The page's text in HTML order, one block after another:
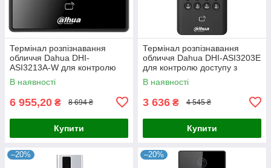
Термінал розпізнавання
обличчя Dahua DHI-
ASI3213A-W для контролю
доступу з масковим
виявленням, відеодзвінками
В наявності
6 955,20 ₴ 8 694 ₴
Купити
Термінал розпізнавання
обличчя Dahua DHI-ASI3203E
для контролю доступу з
двома камерами та
підтримкою карт Mifare
В наявності
3 636 ₴ 4 545 ₴
Купити
–20% –20%